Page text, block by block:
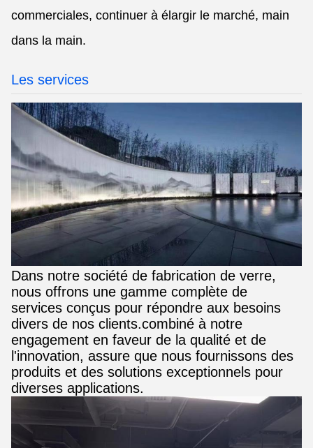
commerciales, continuer à élargir le marché, main
dans la main.
Les services
Dans notre société de fabrication de verre,
nous offrons une gamme complète de
services conçus pour répondre aux besoins
divers de nos clients.combiné à notre
engagement en faveur de la qualité et de
l'innovation, assure que nous fournissons des
produits et des solutions exceptionnels pour
diverses applications.